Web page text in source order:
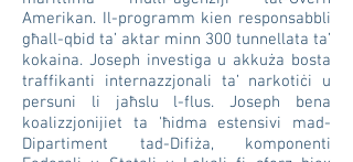
Amerikan. Il-programm kien responsabbli
għall-qbid ta’ aktar minn 300 tunnellata ta’
kokaina. Joseph investiga u akkuża bosta
traffikanti internazzjonali ta’ narkotiċi u
persuni li jaħslu l-flus. Joseph bena
koalizzjonijiet ta 'ħidma estensivi mad-
Dipartiment tad-Difiża, komponenti